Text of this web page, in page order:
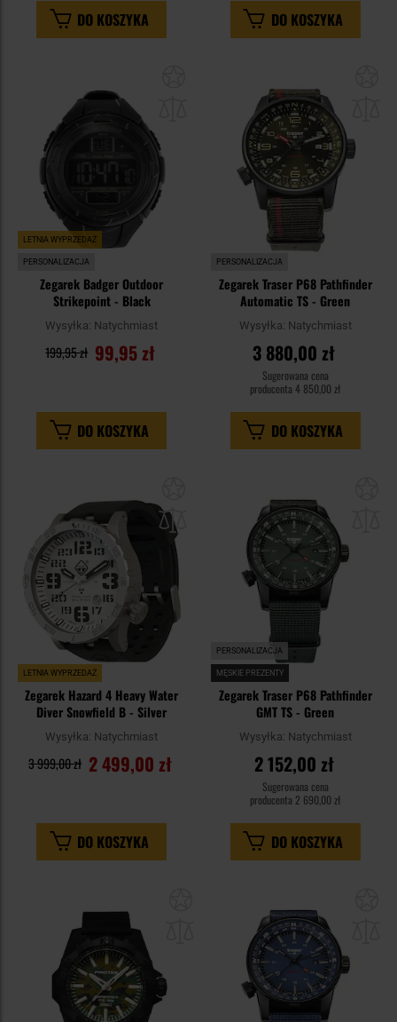
DO KOSZYKA DO KOSZYKA
LETNIA WYPRZEDAŻ
PERSONALIZACJA
Zegarek Badger Outdoor
Strikepoint - Black
Wysyłka: Natychmiast
99,95 zł
199,95 zł
DO KOSZYKA
PERSONALIZACJA
Zegarek Traser P68 Pathfinder
Automatic TS - Green
Wysyłka: Natychmiast
3 880,00 zł
Sugerowana cena
producenta 4 850,00 zł
DO KOSZYKA
LETNIA WYPRZEDAŻ
Zegarek Hazard 4 Heavy Water
Diver Snowfield B - Silver
Wysyłka: Natychmiast
2 499,00 zł
3 999,00 zł
DO KOSZYKA
PERSONALIZACJA
MĘSKIE PREZENTY
Zegarek Traser P68 Pathfinder
GMT TS - Green
Wysyłka: Natychmiast
2 152,00 zł
Sugerowana cena
producenta 2 690,00 zł
DO KOSZYKA
schowka